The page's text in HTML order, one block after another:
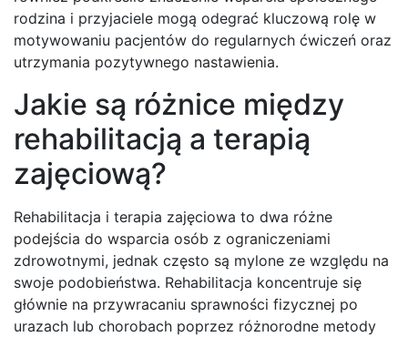
rodzina i przyjaciele mogą odegrać kluczową rolę w
motywowaniu pacjentów do regularnych ćwiczeń oraz
utrzymania pozytywnego nastawienia.
Jakie są różnice między
rehabilitacją a terapią
zajęciową?
Rehabilitacja i terapia zajęciowa to dwa różne
podejścia do wsparcia osób z ograniczeniami
zdrowotnymi, jednak często są mylone ze względu na
swoje podobieństwa. Rehabilitacja koncentruje się
głównie na przywracaniu sprawności fizycznej po
urazach lub chorobach poprzez różnorodne metody